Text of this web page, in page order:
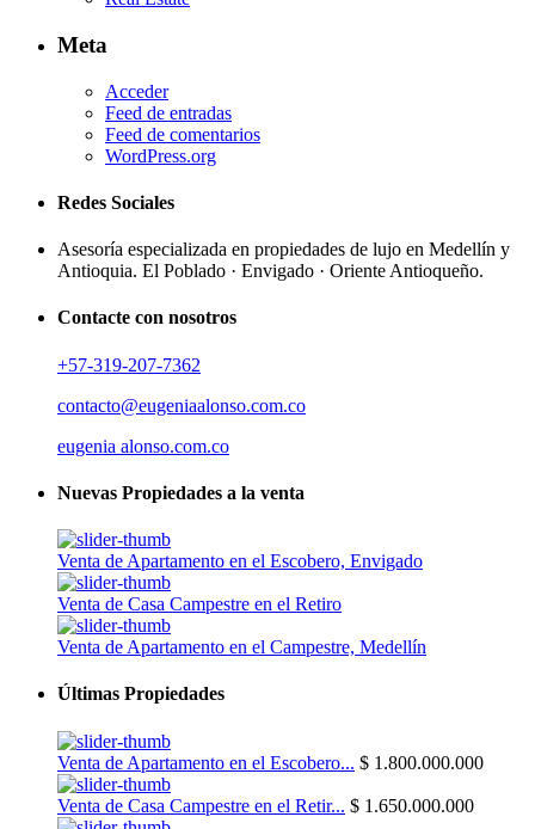
Meta
Acceder
Feed de entradas
Feed de comentarios
WordPress.org
Redes Sociales
Asesoría especializada en propiedades de lujo en Medellín y
Antioquia. El Poblado · Envigado · Oriente Antioqueño.
Contacte con nosotros
+57-319-207-7362
contacto@eugeniaalonso.com.co
eugenia alonso.com.co
Nuevas Propiedades a la venta
Venta de Apartamento en el Escobero, Envigado
Venta de Casa Campestre en el Retiro
Venta de Apartamento en el Campestre, Medellín
Últimas Propiedades
Venta de Apartamento en el Escobero... $ 1.800.000.000
Venta de Casa Campestre en el Retir... $ 1.650.000.000